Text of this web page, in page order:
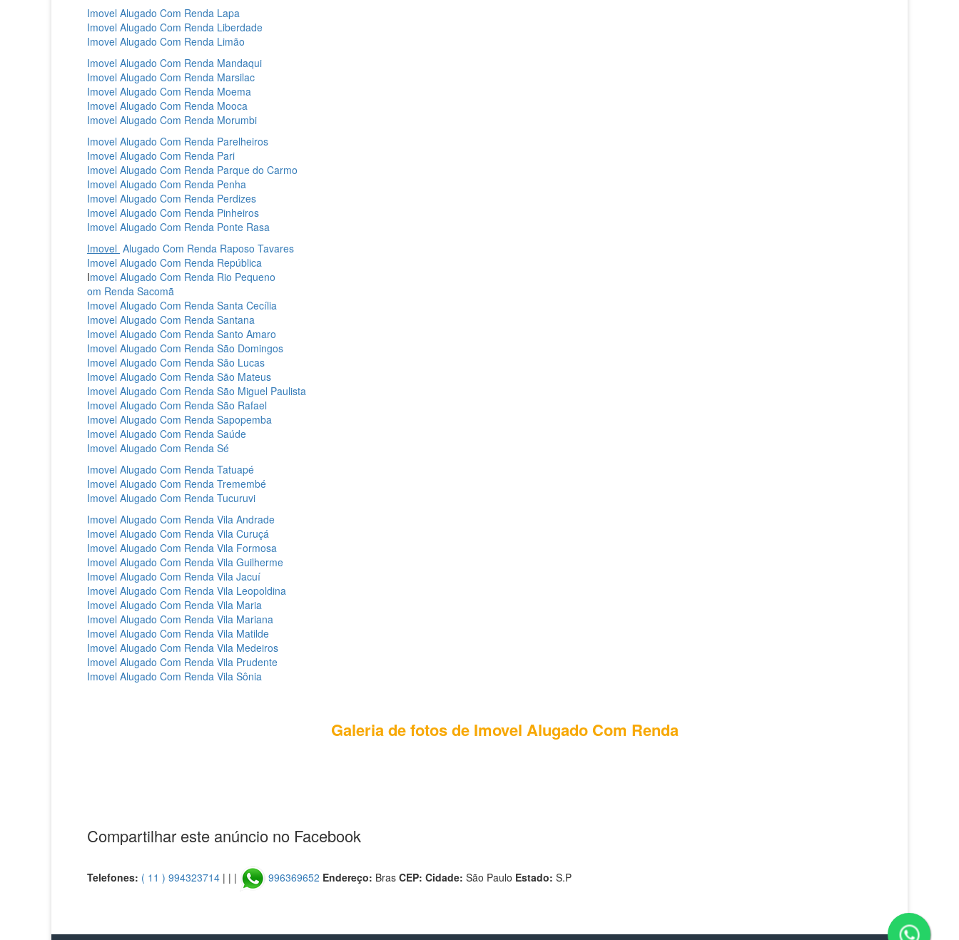
Imovel Alugado Com Renda Lapa‎
Imovel Alugado Com Renda Liberdade‎
Imovel Alugado Com Renda Limão‎
Imovel Alugado Com Renda Mandaqui‎
Imovel Alugado Com Renda Marsilac‎
Imovel Alugado Com Renda Moema‎
Imovel Alugado Com Renda Mooca‎
Imovel Alugado Com Renda Morumbi‎
Imovel Alugado Com Renda Parelheiros‎
Imovel Alugado Com Renda Pari‎
Imovel Alugado Com Renda Parque do Carmo‎
Imovel Alugado Com Renda Penha‎
Imovel Alugado Com Renda Perdizes‎
Imovel Alugado Com Renda Pinheiros‎
Imovel Alugado Com Renda Ponte Rasa‎
Imovel Alugado Com Renda Raposo Tavares‎
Imovel Alugado Com Renda República‎
Imovel Alugado Com Renda Rio Pequeno‎
om Renda Sacomã‎
Imovel Alugado Com Renda Santa Cecília
Imovel Alugado Com Renda Santana‎
Imovel Alugado Com Renda Santo Amaro‎
Imovel Alugado Com Renda São Domingos‎
Imovel Alugado Com Renda São Lucas‎
Imovel Alugado Com Renda São Mateus
Imovel Alugado Com Renda São Miguel Paulista‎
Imovel Alugado Com Renda São Rafael‎
Imovel Alugado Com Renda Sapopemba‎
Imovel Alugado Com Renda Saúde‎
Imovel Alugado Com Renda Sé‎
Imovel Alugado Com Renda Tatuapé‎
Imovel Alugado Com Renda Tremembé‎
Imovel Alugado Com Renda Tucuruvi
Imovel Alugado Com Renda Vila Andrade‎
Imovel Alugado Com Renda Vila Curuçá‎
Imovel Alugado Com Renda Vila Formosa‎
Imovel Alugado Com Renda Vila Guilherme‎
Imovel Alugado Com Renda Vila Jacuí‎
Imovel Alugado Com Renda Vila Leopoldina‎
Imovel Alugado Com Renda Vila Maria‎
Imovel Alugado Com Renda Vila Mariana‎
Imovel Alugado Com Renda Vila Matilde‎
Imovel Alugado Com Renda Vila Medeiros‎
Imovel Alugado Com Renda Vila Prudente‎
Imovel Alugado Com Renda Vila Sônia‎
Galeria de fotos de Imovel Alugado Com Renda
Compartilhar este anúncio no Facebook
Telefones: ( 11 ) 994323714 | | | 996369652 Endereço: Bras CEP: Cidade: São Paulo Estado: S.P